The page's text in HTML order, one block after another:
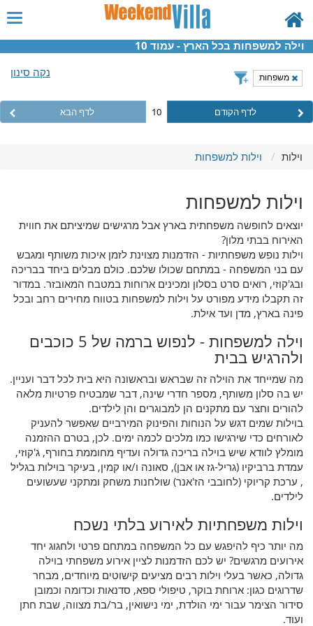
וילה למשפחות בכל הארץ - עמוד 10
נקה סינון
משפחות
לדף הקודם 10 לדף הבא
וילות וילות למשפחות
וילות למשפחות
יוצאים לחופשה משפחתית בארץ אבל מרגישים שמיציתם את חווית
האירוח בבתי מלון?
וילות נופש משפחתיות - הזדמנות מצוינת לזמן איכות משותף ומגבש
עם בני המשפחה - במתחם שכולו שלכם. כולם מבלים ביחד בבריכה
ובג'קוזי, רואים סרט בסלון ומכינים ארוחות במטבח המאובזר. במדור
זה תקבלו מידע מפורט על וילות למשפחות בטווח מחירים רחב ובכל
פינה בארץ, מדן ועד אילת.
וילה למשפחות - לנפוש ברמה של 5 כוכבים
ולהרגיש בבית
מה שמייחד את הוילה זה שבראש ובראשונה היא בית לכל דבר ועניין.
יש בה סלון משותף, מספר חדרי שינה, דבר שמבטיח פרטיות מלאה
להורים וחצר עם מתקנים הן למבוגרים והן לילדים.
בוילות שמים דגש על הנוחות והפינוק המירביים שאפשר להעניק
לאורחים כדי שירגישו כמו מלכים לכמה ימים. לכן, בטרם ההזמנה
מומלץ לוודא שיש בוילה בריכה גדולה ועדיף מחוממת בחורף, ג'קוזי,
עמדת ברביקיו (גריל-גז או אבן), סאונה ו/או קמין, בעיקר בוילות בגליל
, ערכת קריוקי (לחובבי הז'אנר) שולחנות משחק ומתקני שעשועים
לילדים.
וילות משפחתיות לאירוע בלתי נשכח
מה יותר כיף להיפגש עם כל המשפחה במתחם פרטי ולחגוג יחד
אירועים מרגשים? יש לכם הזדמנות לציין אירוע משפחתי בוילה
גדולה, כאשר בעלי וילות רבים מציעים קישוטים מיוחדים, מבחר
שדרוגים כגון: ארוחת בוקר, טיפולי ספא, סדנאות וכדומה וכמובן
סידור הצימר עבור ימי הולדת, ימי נישואין, בר/בת מצווה, שבת חתן
ועוד.